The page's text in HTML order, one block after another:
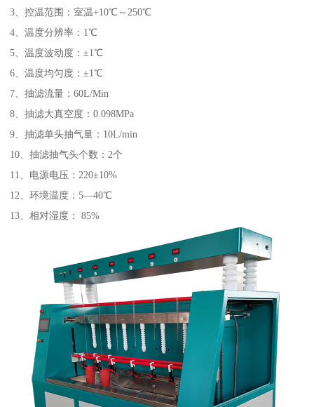
3、控温范围：室温+10℃～250℃
4、温度分辨率：1℃
5、温度波动度：±1℃
6、温度均匀度：±1℃
7、抽滤流量：60L/Min
8、抽滤大真空度：0.098MPa
9、抽滤单头抽气量：10L/min
10、抽滤抽气头个数：2个
11、电源电压：220±10%
12、环境温度：5—40℃
13、相对湿度： 85%